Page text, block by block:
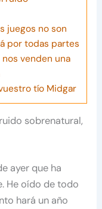
juegos no son
por todas partes
venden una
tío Midgar
sobrenatural,
ayer que ha
He oído de todo
hará un año